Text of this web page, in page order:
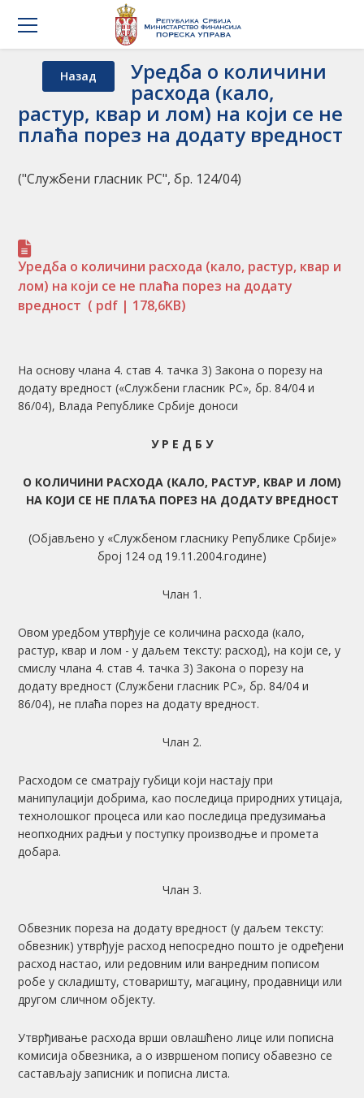
Назад Уредба о количини
расхода (кало,
растур, квар и лом) на који се не
плаћа порез на додату вредност
("Службени гласник РС", бр. 124/04)
Уредба о количини расхода (кало, растур, квар и
лом) на који се не плаћа порез на додату
вредност ( pdf | 178,6KB)
На основу члана 4. став 4. тачка 3) Закона о порезу на
додату вредност («Службени гласник РС», бр. 84/04 и
86/04), Влада Републике Србије доноси
У Р Е Д Б У
О КОЛИЧИНИ РАСХОДА (КАЛО, РАСТУР, КВАР И ЛОМ)
НА КОЈИ СЕ НЕ ПЛАЋА ПОРЕЗ НА ДОДАТУ ВРЕДНОСТ
(Објављено у «Службеном гласнику Републике Србије»
број 124 од 19.11.2004.године)
Члан 1.
Овом уредбом утврђује се количина расхода (кало,
растур, квар и лом - у даљем тексту: расход), на који се, у
смислу члана 4. став 4. тачка 3) Закона о порезу на
додату вредност (Службени гласник РС», бр. 84/04 и
86/04), не плаћа порез на додату вредност.
Члан 2.
Расходом се сматрају губици који настају при
манипулацији добрима, као последица природних утицаја,
технолошког процеса или као последица предузимања
неопходних радњи у поступку производње и промета
добара.
Члан 3.
Обвезник пореза на додату вредност (у даљем тексту:
обвезник) утврђује расход непосредно пошто је одређени
расход настао, или редовним или ванредним пописом
робе у складишту, стоваришту, магацину, продавници или
другом сличном објекту.
Утврђивање расхода врши овлашћено лице или пописна
комисија обвезника, а о извршеном попису обавезно се
састављају записник и пописна листа.